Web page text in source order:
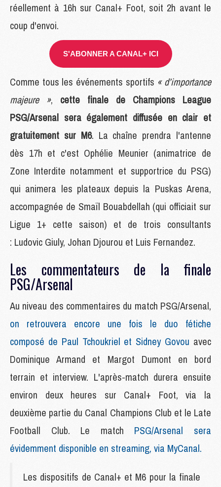
réellement à 16h sur Canal+ Foot, soit 2h avant le
coup d'envoi.
S'ABONNER A CANAL+ ICI
Comme tous les événements sportifs « d’importance
majeure », cette finale de Champions League
PSG/Arsenal sera également diffusée en clair et
gratuitement sur M6. La chaîne prendra l'antenne
dès 17h et c'est Ophélie Meunier (animatrice de
Zone Interdite notamment et supportrice du PSG)
qui animera les plateaux depuis la Puskas Arena,
accompagnée de Smaïl Bouabdellah (qui officiait sur
Ligue 1+ cette saison) et de trois consultants
: Ludovic Giuly, Johan Djourou et Luis Fernandez.
Les commentateurs de la finale
PSG/Arsenal
Au niveau des commentaires du match PSG/Arsenal,
on retrouvera encore une fois le duo fétiche
composé de Paul Tchoukriel et Sidney Govou avec
Dominique Armand et Margot Dumont en bord
terrain et interview. L'après-match durera ensuite
environ deux heures sur Canal+ Foot, via la
deuxième partie du Canal Champions Club et le Late
Football Club. Le match PSG/Arsenal sera
évidemment disponible en streaming, via MyCanal.
Les dispositifs de Canal+ et M6 pour la finale